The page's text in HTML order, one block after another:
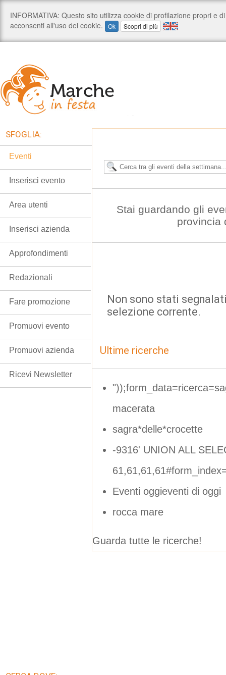
Stai guardando gli
provincia
Non sono stati
selezione corrente.
Ultime ricerche
macerata
sagra*delle*crocette
-9316' UNION ALL
Eventi oggieventi di oggi
rocca mare
Guarda tutte le ricerche!
SFOGLIA:
Eventi
Inserisci evento
Area utenti
Inserisci azienda
Approfondimenti
Redazionali
Fare promozione
Promuovi evento
Promuovi azienda
Ricevi Newsletter